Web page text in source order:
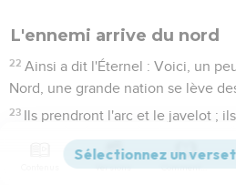
L'ennemi arrive du nord
22 Ainsi a dit l'Éternel : Voici, un
Nord, une grande nation se lève
23 Ils prendront l'arc et le javelot ;
de pitié ; leur voix gronde comme
chevaux, ils sont rangés comme
Versions Commentaires